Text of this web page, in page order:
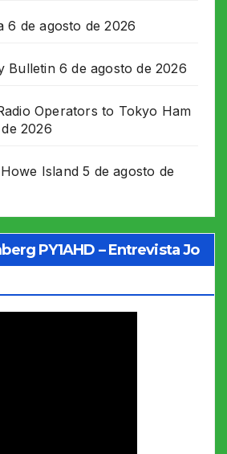
6 de agosto de 2026
Bulletin 6 de agosto de 2026
Operators to Tokyo Ham
2026
Island 5 de agosto de
PY1AHD – Entrevista Jo